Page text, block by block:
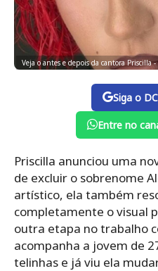
Veja o antes e depois da cantora Priscilla
Siga o
Entre no
Priscilla anunciou uma
de excluir o sobrenome
artístico, ela também
completamente o visual
outra etapa no trabalho
acompanha a jovem de
telinhas e já viu ela